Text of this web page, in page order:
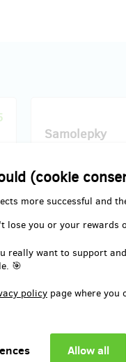
(cookie
more successful and
you or your rewards
really want to support
🎯
policy page where you
Samolepky
Dvě samolepky s
které se budou
notebooku či